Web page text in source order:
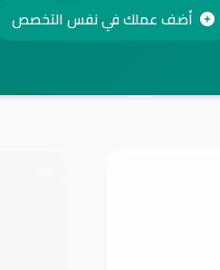
أضف عملك في نفس التخصص